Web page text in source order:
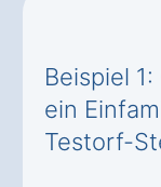
Beispiel
ein
Testorf-